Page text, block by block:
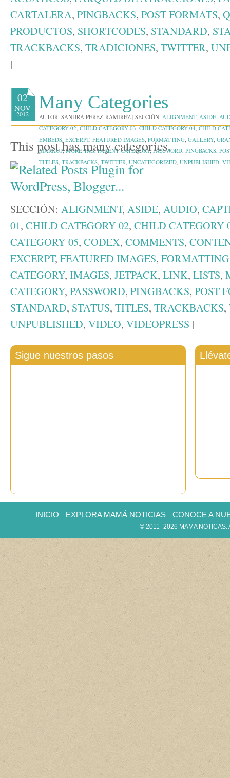
CARTALERA, PINGBACKS, POST FORMATS,
PRODUCTOS, SHORTCODES, STANDARD,
TRACKBACKS, TRADICIONES, TWITTER,
|
02
NOV
2012
Many Categories
AUTOR: SANDRA PEREZ-RAMIREZ | SECCIÓN: ALIGNMENT, ASIDE
CATEGORY 02,CHILD CATEGORY 03,CHILD CATEGORY 04,CHILD
EMBEDS EXCERPT, FEATURED IMAGES FORMATTING GALLERY,
MARKUP,MORE TAG,PARENT CATEGORY, PASSWORD PINGBACKS
TITLES TRACKBACKS TWITTER UNCATEGORIZED UNPUBLISHED
This post has many categories.
SECCIÓN: ALIGNMENT, ASIDE, AUDIO,
01, CHILD CATEGORY 02, CHILD CATEGORY
CATEGORY 05, CODEX, COMMENTS,
EXCERPT, FEATURED IMAGES, FORMATTING
CATEGORY, IMAGES, JETPACK, LINK, LISTS,
CATEGORY, PASSWORD, PINGBACKS, POST
STANDARD, STATUS, TITLES, TRACKBACKS,
UNPUBLISHED, VIDEO, VIDEOPRESS |
Sigue nuestros pasos
INICIO EXPLORA MAMÁ NOTICIAS CONOCE A
© 2011–2026 MAMA NOTICAS.